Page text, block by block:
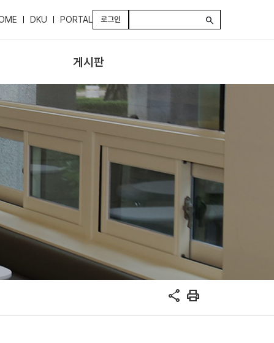
DKU PORTAL 로그인 search
게시판
share print